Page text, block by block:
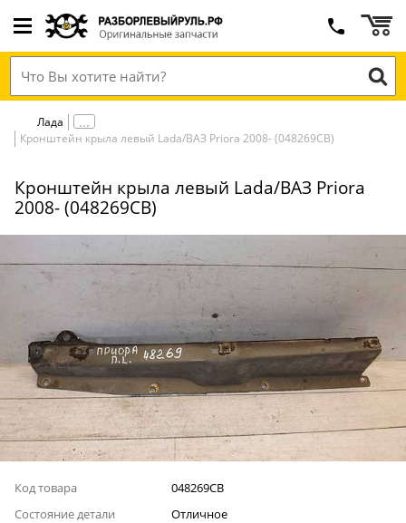
Лада
Кронштейн крыла левый Lada/ВАЗ Priora 2008- (048269СВ)
Кронштейн крыла левый Lada/ВАЗ Priora
2008- (048269СВ)
Код товара
048269СВ
Состояние детали
Отличное